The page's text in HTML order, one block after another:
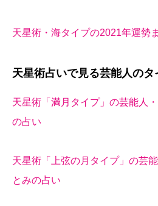
天星術・海タイプの2021年運勢
天星術占いで見る芸能人のタ
天星術「満月タイプ」の芸能人
の占い
天星術「上弦の月タイプ」の芸
とみの占い